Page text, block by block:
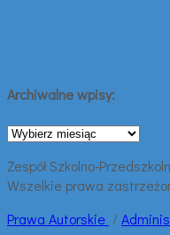
Archiwalne wpisy:
Archiwalne
Zespół Szkolno-
Wszelkie prawa
Prawa Autorskie /